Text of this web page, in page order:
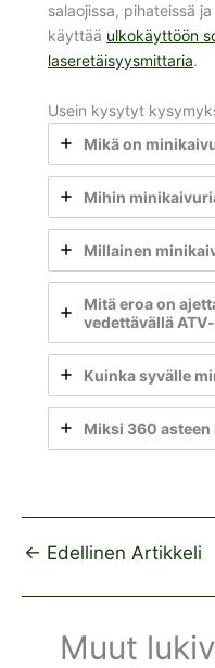
salaojissa, pihateissä
käyttää ulkokäyttöön
laseretäisyysmittaria.
Usein kysytyt
Mikä on
Mihin
Millainen
Mitä eroa on
vedettävällä
Kuinka syvälle
Miksi 360
← Edellinen Artikkeli
Muut